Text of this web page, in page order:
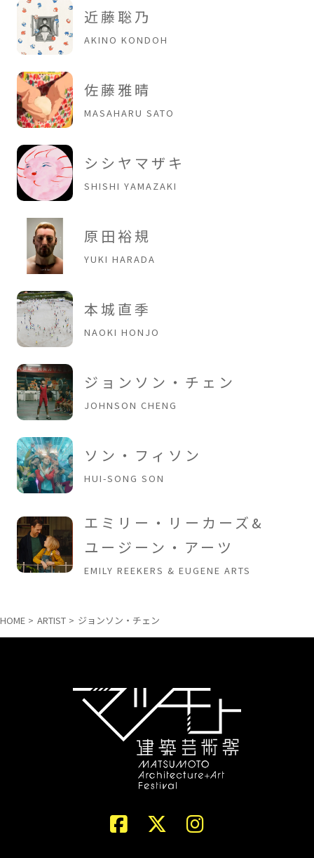
近藤聡乃
AKINO KONDOH
佐藤雅晴
MASAHARU SATO
シシヤマザキ
SHISHI YAMAZAKI
原田裕規
YUKI HARADA
本城直季
NAOKI HONJO
ジョンソン・チェン
JOHNSON CHENG
ソン・フィソン
HUI-SONG SON
エミリー・リーカーズ&
ユージーン・アーツ
EMILY REEKERS & EUGENE ARTS
HOME ARTIST ジョンソン・チェン